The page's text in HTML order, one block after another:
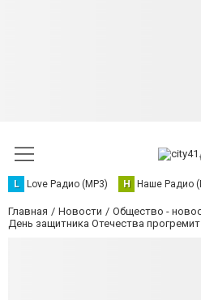
L Love Радио (MP3) Н Наше Радио
Главная Новости Общество -
День защитника Отечества